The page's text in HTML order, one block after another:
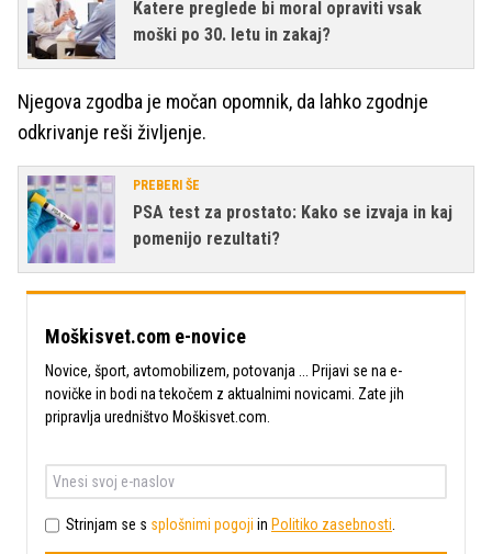
Katere preglede bi moral opraviti vsak
moški po 30. letu in zakaj?
Njegova zgodba je močan opomnik, da lahko zgodnje
odkrivanje reši življenje.
PREBERI ŠE
PSA test za prostato: Kako se izvaja in kaj
pomenijo rezultati?
Moškisvet.com e-novice
Novice, šport, avtomobilizem, potovanja ... Prijavi se na e-
novičke in bodi na tekočem z aktualnimi novicami. Zate jih
pripravlja uredništvo Moškisvet.com.
Strinjam se s splošnimi pogoji in Politiko zasebnosti